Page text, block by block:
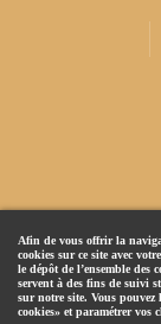
Afin de vous offrir la
cookies sur ce site avec
le dépôt de l’ensemble
servent à des fins de suivi
sur notre site. Vous
cookies» et paramétrer vos